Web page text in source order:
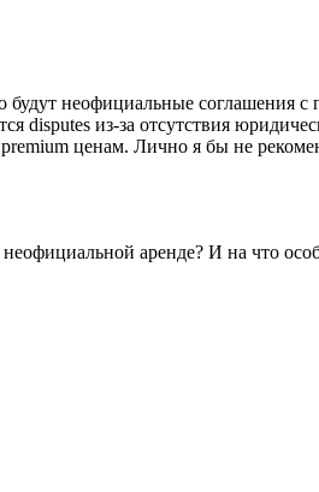
неофициальные
из-за отсутствия
ценам. Лично я бы не
аренде? И на что